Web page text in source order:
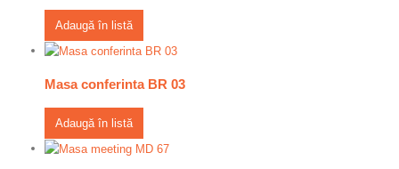
Adaugă în listă
Masa conferinta BR 03
Adaugă în listă